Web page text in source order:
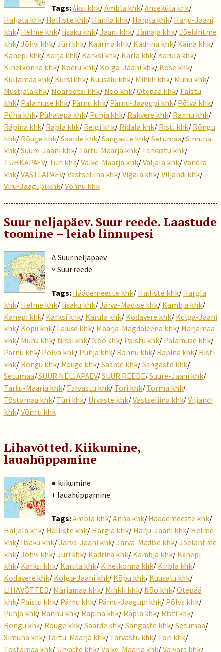
Tags:Äksi khk/Ambla khk/Anseküla khk/
Haljala khk/ Halliste khk/ Hanila khk/ Hargla khk/ Harju-Jaani
khk/ Helme khk/ Iisaku khk/Jaani khk/Jämaja khk/Jõelähtme
khk/Jõhvi khk/Jüri khk/ Kaarma khk/ Kadrina khk/ Käina khk/
Kanepi khk/ Karja khk/ Karksi khk/ Kärla khk/ Karula khk/
Kihelkonna khk/ Koeru khk/ Kolga-Jaani khk/ Kose khk/
Kullamaa khk/ Kursi khk/ Kuusalu khk/ Mihkli khk/ Muhu khk/
Mustjala khk/ Noarootsi khk/ Nõo khk/Otepää khk/ Paistu
khk/ Palamuse khk/ Pärnu khk/ Pärnu-Jaagupi khk/ Põlva khk/
Püha khk/ Pühalepa khk/ Puhja khk/ Rakvere khk/ Rannu khk/
Räpina khk/ Rapla khk/ Reigi khk/ Ridala khk/ Risti khk/ Rõngu
khk/ Rõuge khk/Saarde khk/Sangaste khk/Setumaa/Simuna
khk/Suure-Jaani khk/ Tartu-Maarja khk/ Tarvastu khk/
TUHKAPÄEV/ Türi khk/Väike-Maarja khk/Valjala khk/Vändra
khk/VASTLAPÄEV/Vastseliina khk/Vigala khk/Viljandi khk/
Viru-Jaagupi khk/Võnnu khk
Suur neljapäev. Suur reede. Laastude
toomine – leiab linnupesi
Δ Suur neljapäev
˅ Suur reede
Tags: Häädemeeste khk/ Halliste khk/ Hargla
khk/ Helme khk/ Iisaku khk/Järva-Madise khk/ Kambja khk/
Kanepi khk/ Karksi khk/ Karula khk/ Kodavere khk/ Kolga-Jaani
khk/ Kõpu khk/ Laiuse khk/ Maarja-Magdaleena khk/ Märjamaa
khk/ Muhu khk/ Nissi khk/ Nõo khk/ Paistu khk/ Palamuse khk/
Pärnu khk/ Põlva khk/ Puhja khk/ Rannu khk/ Räpina khk/ Risti
khk/ Rõngu khk/ Rõuge khk/Saarde khk/Sangaste khk/
Setumaa/SUUR NELJAPÄEV/SUUR REEDE/Suure-Jaani khk/
Tartu-Maarja khk/ Tarvastu khk/ Tori khk/ Torma khk/
Tõstamaa khk/ Türi khk/ Urvaste khk/Vastseliina khk/Viljandi
khk/Võnnu khk
Lihavõtted. Kiikumine,
lauahüppamine
● kiikumine
+ lauahüppamine
Tags:Ambla khk/Anna khk/ Häädemeeste khk/
Haljala khk/ Halliste khk/ Hargla khk/ Harju-Jaani khk/ Helme
khk/ Iisaku khk/Järva-Jaani khk/Järva-Madise khk/Jõelähtme
khk/Jõhvi khk/Jüri khk/ Kadrina khk/ Kambja khk/ Kanepi
khk/ Karksi khk/ Karula khk/ Kihelkonna khk/ Kirbla khk/
Kodavere khk/ Kolga-Jaani khk/ Kõpu khk/ Kuusalu khk/
LIHAVÕTTED/ Märjamaa khk/ Mihkli khk/ Nõo khk/Otepää
khk/ Paistu khk/ Pärnu khk/ Pärnu-Jaagupi khk/ Põlva khk/
Puhja khk/ Rannu khk/ Räpina khk/ Rapla khk/ Risti khk/
Rõngu khk/ Rõuge khk/Saarde khk/Sangaste khk/Setumaa/
Simuna khk/ Tartu-Maarja khk/ Tarvastu khk/ Tori khk/
Tõstamaa khk/ Urvaste khk/Väike-Maarja khk/Vaivara khk/